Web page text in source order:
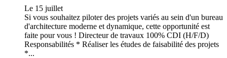
Le 15 juillet
Si vous souhaitez piloter des projets variés au sein d'un bureau
d'architecture moderne et dynamique, cette opportunité est
faite pour vous ! Directeur de travaux 100% CDI (H/F/D)
Responsabilités * Réaliser les études de faisabilité des projets
*...